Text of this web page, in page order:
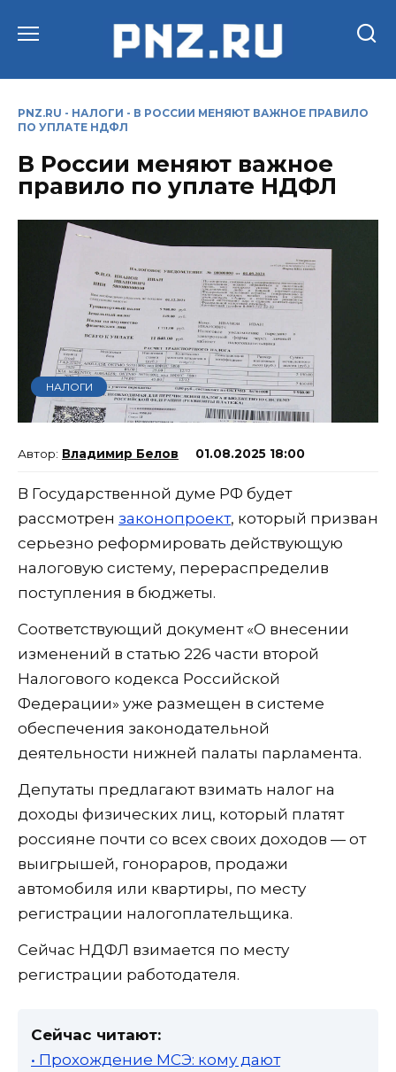
PNZ.RU - НАЛОГИ - В РОССИИ МЕНЯЮТ ВАЖНОЕ ПРАВИЛО
ПО УПЛАТЕ НДФЛ
В России меняют важное
правило по уплате НДФЛ
НАЛОГИ
Владимир Белов 01.08.2025 18:00
В Государственной думе РФ будет
рассмотрен законопроект, который призван
серьезно реформировать действующую
налоговую систему, перераспределив
поступления в бюджеты.
Соответствующий документ «О внесении
изменений в статью 226 части второй
Налогового кодекса Российской
Федерации» уже размещен в системе
обеспечения законодательной
деятельности нижней палаты парламента.
Депутаты предлагают взимать налог на
доходы физических лиц, который платят
россияне почти со всех своих доходов — от
выигрышей, гонораров, продажи
автомобиля или квартиры, по месту
регистрации налогоплательщика.
Сейчас НДФЛ взимается по месту
регистрации работодателя.
Сейчас читают:
• Прохождение МСЭ: кому дают